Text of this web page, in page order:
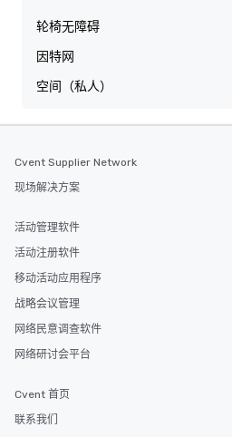
轮椅无障碍
因特网
空间（私人）
Cvent Supplier Network
现场解决方案
活动管理软件
活动注册软件
移动活动应用程序
战略会议管理
网络民意调查软件
网络研讨会平台
Cvent 首页
联系我们